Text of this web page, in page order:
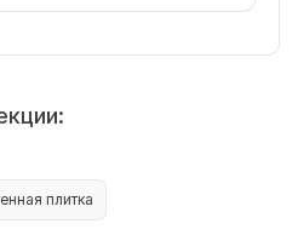
плитка